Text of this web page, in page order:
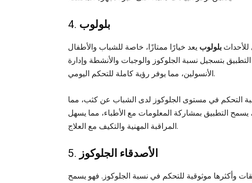
4. بلولوب
بلولوب يعد خيارًا ممتازًا، خاصة للشباب والأطفال
بتسجيل نسبة الجلوكوز والوجبات والأنشطة وإدارة
الأنسولين، مما يوفر رؤية كاملة للتحكم اليومي.
التحكم في مستوى الجلوكوز لدى الشباب عن كثب، مما
التطبيق بمشاركة المعلومات مع الأطباء، مما يسهل
المراقبة المهنية والتكيف مع العلاج.
5. الأصدقاء الجلوكوز
وأكثرها موثوقية للتحكم في نسبة الجلوكوز. فهو يسمح